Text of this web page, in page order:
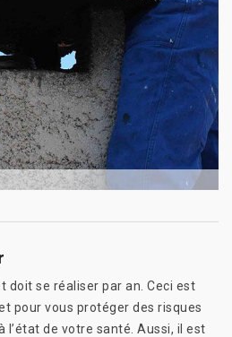
doit se réaliser par an. Ceci est
pour vous protéger des risques
l’état de votre santé. Aussi, il est